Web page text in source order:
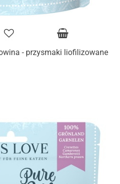
- przysmaki liofilizowane